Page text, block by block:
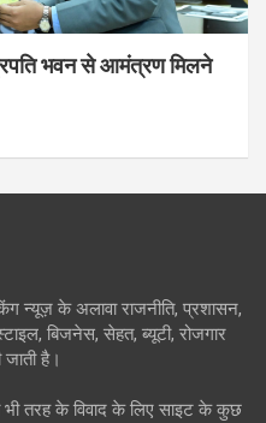
भवन से आमंत्रण मिलने
न्यूज़ के अलावा राजनीति, प्रशासन,
बिजनेस, सेहत, ब्यूटी, रोजगार
है।
तरह के विवाद के लिए साइट के कुछ